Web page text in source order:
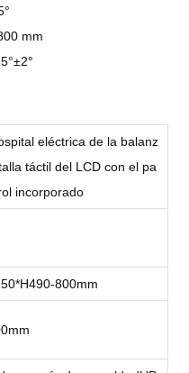
mm
eléctrica de la balanz
táctil del LCD con el pa
incorporado
800mm